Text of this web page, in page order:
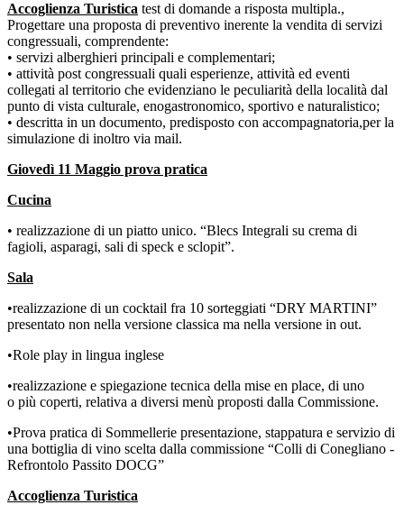
Accoglienza Turistica test di domande a risposta multipla.,
Progettare una proposta di preventivo inerente la vendita di servizi
congressuali, comprendente:
• servizi alberghieri principali e complementari;
• attività post congressuali quali esperienze, attività ed eventi
collegati al territorio che evidenziano le peculiarità della località dal
punto di vista culturale, enogastronomico, sportivo e naturalistico;
• descritta in un documento, predisposto con accompagnatoria,per la
simulazione di inoltro via mail.
Giovedì 11 Maggio prova pratica
Cucina
• realizzazione di un piatto unico. “Blecs Integrali su crema di
fagioli, asparagi, sali di speck e sclopit”.
Sala
•realizzazione di un cocktail fra 10 sorteggiati “DRY MARTINI”
presentato non nella versione classica ma nella versione in out.
•Role play in lingua inglese
•realizzazione e spiegazione tecnica della mise en place, di uno
o più coperti, relativa a diversi menù proposti dalla Commissione.
•Prova pratica di Sommellerie presentazione, stappatura e servizio di
una bottiglia di vino scelta dalla commissione “Colli di Conegliano -
Refrontolo Passito DOCG”
Accoglienza Turistica